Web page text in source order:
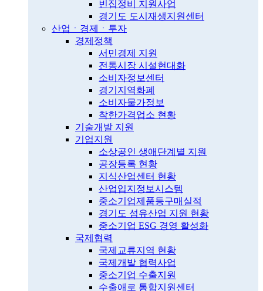
빈집정비 지원사업
경기도 도시재생지원센터
산업ㆍ경제ㆍ투자
경제정책
서민경제 지원
전통시장 시설현대화
소비자정보센터
경기지역화폐
소비자물가정보
착한가격업소 현황
기술개발 지원
기업지원
소상공인 생애단계별 지원
공장등록 현황
지식산업센터 현황
산업입지정보시스템
중소기업제품등구매실적
경기도 섬유산업 지원 현황
중소기업 ESG 경영 활성화
국제협력
국제교류지역 현황
국제개발 협력사업
중소기업 수출지원
수출애로 통합지원센터